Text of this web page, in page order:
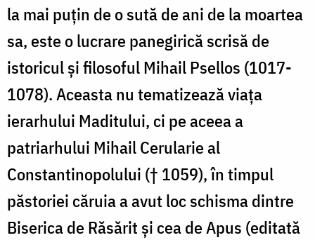
la mai puțin de o sută de ani de la moartea
sa, este o lucrare panegirică scrisă de
istoricul și filosoful Mihail Psellos (1017-
1078). Aceasta nu tematizează viața
ierarhului Maditului, ci pe aceea a
patriarhului Mihail Cerularie al
Constantinopolului († 1059), în timpul
păstoriei căruia a avut loc schisma dintre
Biserica de Răsărit și cea de Apus (editată